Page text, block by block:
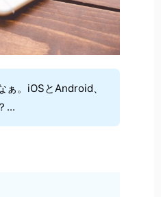
ぁ。iOSとAndroid、
...